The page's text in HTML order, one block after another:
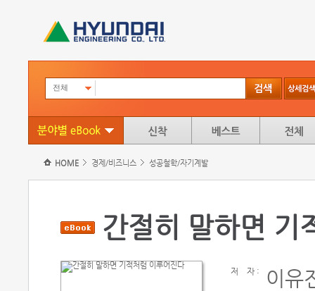
전체
HOME 경제/비즈니스 성공철학/자기계발
간절히 말하면 기
저 자 : 이유